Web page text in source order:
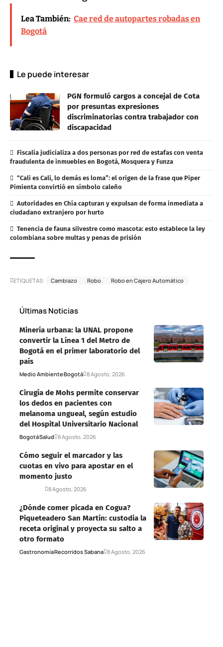
Lea También: Cae red de autopartes robadas en
Bogotá
Le puede interesar
PGN formuló cargos a concejal de Cota
por presuntas expresiones
discriminatorias contra trabajador con
discapacidad
Fiscalía judicializa a dos personas por red de estafas con venta
fraudulenta de inmuebles en Bogotá, Mosquera y Funza
“Cali es Cali, lo demás es loma”: el origen de la frase que Piper
Pimienta convirtió en símbolo caleño
Autoridades en Chía capturan y expulsan de forma inmediata a
ciudadano extranjero por hurto
Tenencia de fauna silvestre como mascota: esto establece la ley
colombiana sobre multas y penas de prisión
ETIQUETAS: Cambiazo Robo Robo en Cajero Automático
Últimas Noticias
Minería urbana: la UNAL propone
convertir la Línea 1 del Metro de
Bogotá en el primer laboratorio del
país
Medio AmbienteBogotá 8 Agosto, 2026
Cirugía de Mohs permite conservar
los dedos en pacientes con
melanoma ungueal, según estudio
del Hospital Universitario Nacional
BogotáSalud 8 Agosto, 2026
Cómo seguir el marcador y las
cuotas en vivo para apostar en el
momento justo
8 Agosto, 2026
¿Dónde comer picada en Cogua?
Piqueteadero San Martín: custodia la
receta original y proyecta su salto a
otro formato
GastronomíaRecorridos Sabana 8 Agosto, 2026